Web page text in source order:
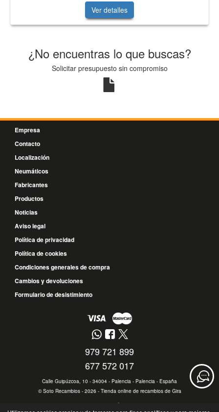
Ver detalles
¿No encuentras lo que buscas?
Solicitar presupuesto sin compromiso
Empresa
Contacto
Localización
Neumáticos
Fabricantes
Productos
Noticias
Aviso legal
Política de privacidad
Política de cookies
Condiciones generales de compra
Cambios y devoluciones
Formulario de desistimiento
979 721 899
677 572 017
Calle Guipúzcoa, 10 - 34004 - Palencia - Palencia - España
©Soto Recambios- 2026 - Tienda online de recambios de Gira